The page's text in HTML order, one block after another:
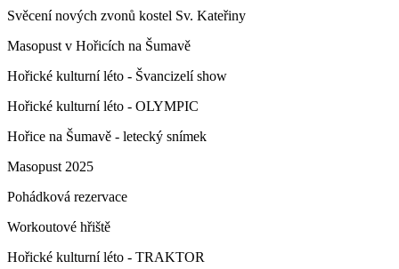
Svěcení nových zvonů kostel Sv. Kateřiny
Masopust v Hořicích na Šumavě
Hořické kulturní léto - Švancizelí show
Hořické kulturní léto - OLYMPIC
Hořice na Šumavě - letecký snímek
Masopust 2025
Pohádková rezervace
Workoutové hřiště
Hořické kulturní léto - TRAKTOR